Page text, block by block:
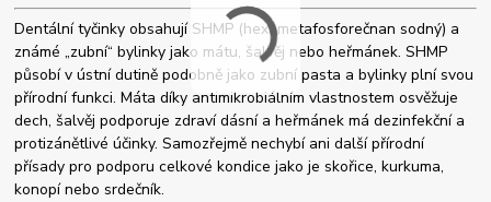
Dentální tyčinky obsahují SHMP (hexametafosforečnan sodný) a
známé „zubní“ bylinky jako mátu, šalvěj nebo heřmánek. SHMP
působí v ústní dutině podobně jako zubní pasta a bylinky plní svou
přírodní funkci. Máta díky antimikrobiálním vlastnostem osvěžuje
dech, šalvěj podporuje zdraví dásní a heřmánek má dezinfekční a
protizánětlivé účinky. Samozřejmě nechybí ani další přírodní
přísady pro podporu celkové kondice jako je skořice, kurkuma,
konopí nebo srdečník.